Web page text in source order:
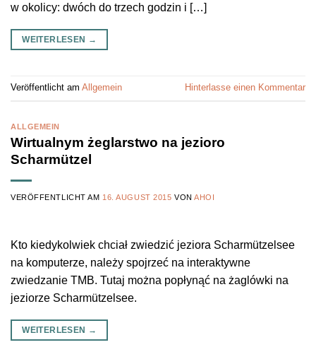
w okolicy: dwóch do trzech godzin i […]
WEITERLESEN →
Veröffentlicht am Allgemein Hinterlasse einen Kommentar
ALLGEMEIN
Wirtualnym żeglarstwo na jezioro
Scharmützel
VERÖFFENTLICHT AM 16. AUGUST 2015 VONAHOI
Kto kiedykolwiek chciał zwiedzić jeziora Scharmützelsee
na komputerze, należy spojrzeć na interaktywne
zwiedzanie TMB. Tutaj można popłynąć na żaglówki na
jeziorze Scharmützelsee.
WEITERLESEN →